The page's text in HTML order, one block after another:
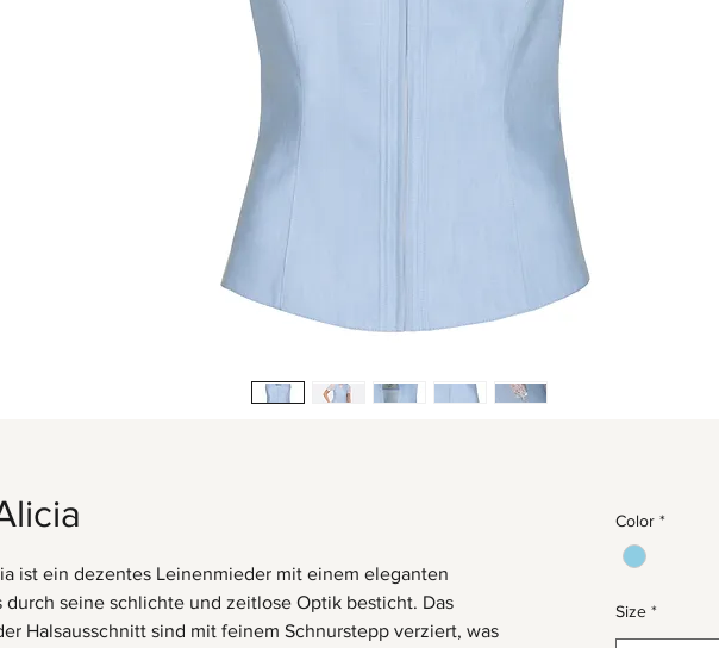
ist ein dezentes Leinenmieder mit einem eleganten
durch seine schlichte und zeitlose Optik besticht. Das
Halsausschnitt sind mit feinem Schnurstepp verziert, was
Color *
Size *